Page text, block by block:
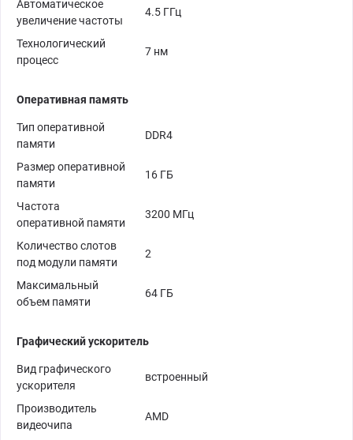
Автоматическое
увеличение частоты
4.5 ГГц
Технологический
процесс
7 нм
Оперативная память
Тип оперативной
памяти
DDR4
Размер оперативной
памяти
16 ГБ
Частота
оперативной памяти
3200 МГц
Количество слотов
под модули памяти
2
Максимальный
объем памяти
64 ГБ
Графический ускоритель
Вид графического
ускорителя
встроенный
Производитель
видеочипа
AMD